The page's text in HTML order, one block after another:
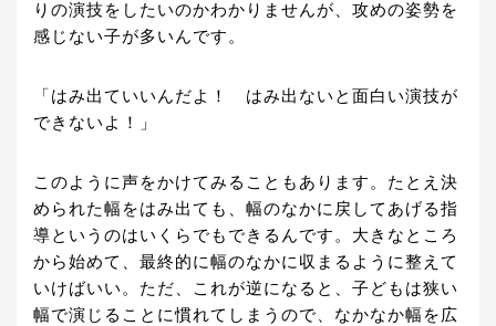
りの演技をしたいのかわかりませんが、攻めの姿勢を
感じない子が多いんです。
「はみ出ていいんだよ！ はみ出ないと面白い演技が
できないよ！」
このように声をかけてみることもあります。たとえ決
められた幅をはみ出ても、幅のなかに戻してあげる指
導というのはいくらでもできるんです。大きなところ
から始めて、最終的に幅のなかに収まるように整えて
いけばいい。ただ、これが逆になると、子どもは狭い
幅で演じることに慣れてしまうので、なかなか幅を広